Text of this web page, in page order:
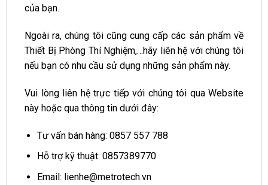
của bạn.
Ngoài ra, chúng tôi cũng cung cấp các sản phẩm về
Thiết Bị Phòng Thí Nghiệm,…hãy liên hệ với chúng tôi
nếu bạn có nhu cầu sử dụng những sản phẩm này.
Vui lòng liên hệ trực tiếp với chúng tôi qua Website
này hoặc qua thông tin dưới đây:
Tư vấn bán hàng: 0857 557 788
Hỗ trợ kỹ thuật: 0857389770
Email: lienhe@metrotech.vn